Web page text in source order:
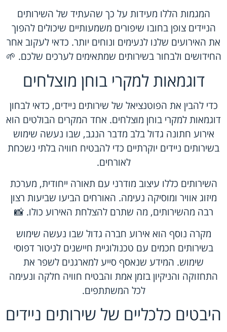
המגמות הללו מעידות על כך שהעתיד של השירותים
הניידים צופן בחובו שיפורים משמעותיים שיכולים להפוך
את האירועים שלנו לנעימים ונוחים יותר. כדאי לעקוב אחר
החידושים ולבחור בשירותים שמתאימים לערכים שלכם. 🌱
דוגמאות למקרי בוחן מוצלחים
כדי להבין את הפוטנציאל של שירותים ניידים, כדאי לבחון
דוגמאות למקרי בוחן מוצלחים. אחד המקרים הבולטים הוא
אירוע חתונה גדול בלב מדבר הנגב, שבו נעשה שימוש
בשירותים ניידים יוקרתיים כדי להבטיח חוויה בלתי נשכחת
לאורחים.
השירותים כללו עיצוב מודרני עם תאורה ייחודית, מערכת
מיזוג אוויר ומוסיקה נעימה. האורחים הביעו שביעות רצון
רבה מהשירותים, מה שתרם להצלחת האירוע כולו. 📸
מקרה נוסף הוא אירוע חברה גדול שבו נעשה שימוש
בשירותים חכמים עם טכנולוגיית חיישנים לניטור דפוסי
שימוש. המידע שנאסף סייע למארגנים לשפר את
התחזוקה והניקיון בזמן אמת והבטיח חוויה חלקה ונעימה
לכל המשתתפים.
היבטים כלכליים של שירותים ניידים